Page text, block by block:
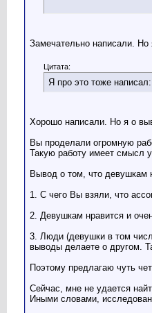
Замечательно написали. Но
Цитата:
Я про это тоже написал:
Хорошо написали. Но я о
Вы проделали огромную
Такую работу имеет смысл
Вывод о том, что девушкам
1. С чего Вы взяли, что
2. Девушкам нравится и
3. Люди (девушки в том
выводы делаете о другом.
Поэтому предлагаю чуть
Сейчас, мне не удается
Иными словами,